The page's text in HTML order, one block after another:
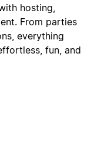
hosting,
From parties
everything
fun, and